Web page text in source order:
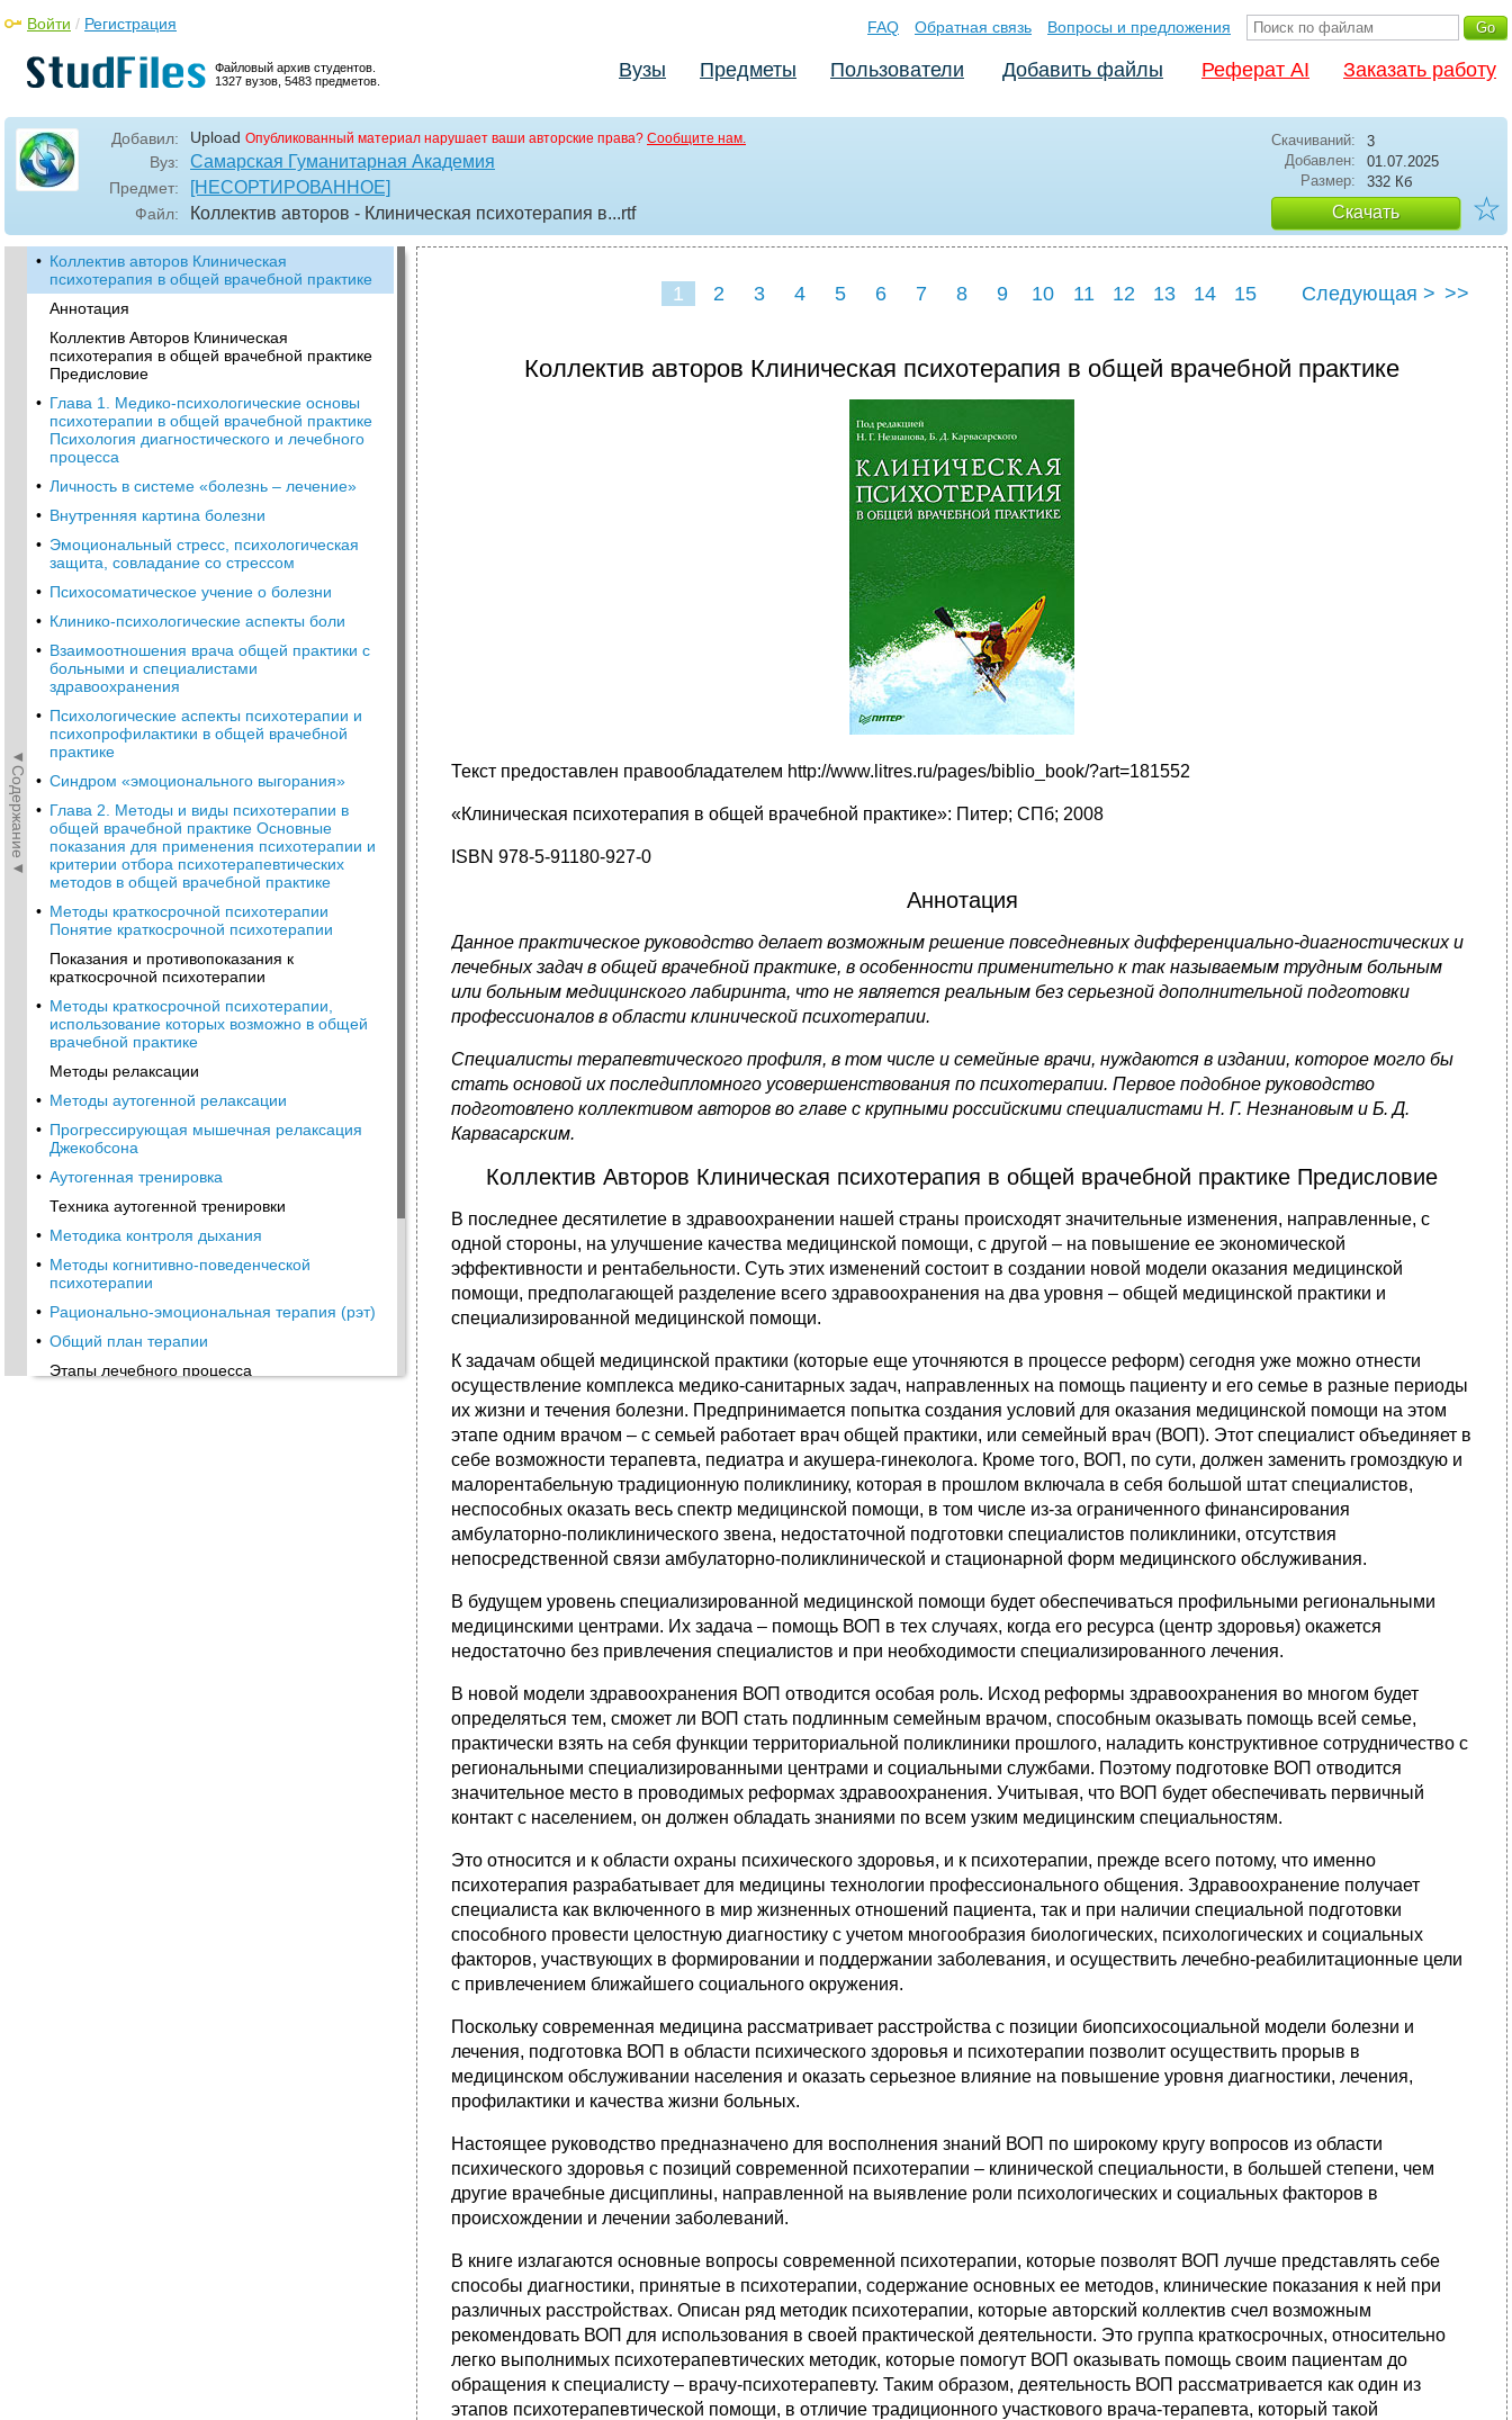
Файловый архив студентов.
1327 вузов, 5483 предметов.
Войти / Регистрация FAQ Обратная связь Вопросы и предложения
Вузы Предметы Пользователи Добавить файлы Реферат AI Заказать работу
Добавил: Upload Опубликованный материал нарушает ваши авторские права? Сообщите нам.
Вуз: Самарская Гуманитарная Академия
Предмет: [НЕСОРТИРОВАННОЕ]
Файл: Коллектив авторов - Клиническая психотерапия в...rtf
Скачиваний:
3
Добавлен:
01.07.2025
Размер:
332 Кб
Скачать ☆
◄Содержание◄
• Коллектив авторов Клиническая
психотерапия в общей врачебной практике
Аннотация
Коллектив Авторов Клиническая
психотерапия в общей врачебной практике
Предисловие
• Глава 1. Медико‑психологические основы
психотерапии в общей врачебной практике
Психология диагностического и лечебного
процесса
• Личность в системе «болезнь – лечение»
• Внутренняя картина болезни
• Эмоциональный стресс, психологическая
защита, совладание со стрессом
• Психосоматическое учение о болезни
• Клинико‑психологические аспекты боли
• Взаимоотношения врача общей практики с
больными и специалистами
здравоохранения
• Психологические аспекты психотерапии и
психопрофилактики в общей врачебной
практике
• Синдром «эмоционального выгорания»
• Глава 2. Методы и виды психотерапии в
общей врачебной практике Основные
показания для применения психотерапии и
критерии отбора психотерапевтических
методов в общей врачебной практике
• Методы краткосрочной психотерапии
Понятие краткосрочной психотерапии
Показания и противопоказания к
краткосрочной психотерапии
• Методы краткосрочной психотерапии,
использование которых возможно в общей
врачебной практике
Методы релаксации
• Методы аутогенной релаксации
• Прогрессирующая мышечная релаксация
Джекобсона
• Аутогенная тренировка
Техника аутогенной тренировки
• Методика контроля дыхания
• Методы когнитивно‑поведенческой
психотерапии
• Рационально‑эмоциональная терапия (рэт)
• Общий план терапии
Этапы лечебного процесса
1 2 3 4 5 6 7 8 9 10 11 12 13 14
15
Следующая > >>
Коллектив авторов Клиническая психотерапия в общей врачебной практике
Текст предоставлен правообладателем http://www.litres.ru/pages/biblio_book/?art=181552
«Клиническая психотерапия в общей врачебной практике»: Питер; СПб; 2008
ISBN 978‑5‑91180‑927‑0
Аннотация
Данное практическое руководство делает возможным решение повседневных дифференциально‑диагностических и
лечебных задач в общей врачебной практике, в особенности применительно к так называемым трудным больным
или больным медицинского лабиринта, что не является реальным без серьезной дополнительной подготовки
профессионалов в области клинической психотерапии.
Специалисты терапевтического профиля, в том числе и семейные врачи, нуждаются в издании, которое могло бы
стать основой их последипломного усовершенствования по психотерапии. Первое подобное руководство
подготовлено коллективом авторов во главе с крупными российскими специалистами Н. Г. Незнановым и Б. Д.
Карвасарским.
Коллектив Авторов Клиническая психотерапия в общей врачебной практике Предисловие
В последнее десятилетие в здравоохранении нашей страны происходят значительные изменения, направленные, с
одной стороны, на улучшение качества медицинской помощи, с другой – на повышение ее экономической
эффективности и рентабельности. Суть этих изменений состоит в создании новой модели оказания медицинской
помощи, предполагающей разделение всего здравоохранения на два уровня – общей медицинской практики и
специализированной медицинской помощи.
К задачам общей медицинской практики (которые еще уточняются в процессе реформ) сегодня уже можно отнести
осуществление комплекса медико‑санитарных задач, направленных на помощь пациенту и его семье в разные периоды
их жизни и течения болезни. Предпринимается попытка создания условий для оказания медицинской помощи на этом
этапе одним врачом – с семьей работает врач общей практики, или семейный врач (ВОП). Этот специалист объединяет в
себе возможности терапевта, педиатра и акушера‑гинеколога. Кроме того, ВОП, по сути, должен заменить громоздкую и
малорентабельную традиционную поликлинику, которая в прошлом включала в себя большой штат специалистов,
неспособных оказать весь спектр медицинской помощи, в том числе из‑за ограниченного финансирования
амбулаторно‑поликлинического звена, недостаточной подготовки специалистов поликлиники, отсутствия
непосредственной связи амбулаторно‑поликлинической и стационарной форм медицинского обслуживания.
В будущем уровень специализированной медицинской помощи будет обеспечиваться профильными региональными
медицинскими центрами. Их задача – помощь ВОП в тех случаях, когда его ресурса (центр здоровья) окажется
недостаточно без привлечения специалистов и при необходимости специализированного лечения.
В новой модели здравоохранения ВОП отводится особая роль. Исход реформы здравоохранения во многом будет
определяться тем, сможет ли ВОП стать подлинным семейным врачом, способным оказывать помощь всей семье,
практически взять на себя функции территориальной поликлиники прошлого, наладить конструктивное сотрудничество с
региональными специализированными центрами и социальными службами. Поэтому подготовке ВОП отводится
значительное место в проводимых реформах здравоохранения. Учитывая, что ВОП будет обеспечивать первичный
контакт с населением, он должен обладать знаниями по всем узким медицинским специальностям.
Это относится и к области охраны психического здоровья, и к психотерапии, прежде всего потому, что именно
психотерапия разрабатывает для медицины технологии профессионального общения. Здравоохранение получает
специалиста как включенного в мир жизненных отношений пациента, так и при наличии специальной подготовки
способного провести целостную диагностику с учетом многообразия биологических, психологических и социальных
факторов, участвующих в формировании и поддержании заболевания, и осуществить лечебно‑реабилитационные цели
с привлечением ближайшего социального окружения.
Поскольку современная медицина рассматривает расстройства с позиции биопсихосоциальной модели болезни и
лечения, подготовка ВОП в области психического здоровья и психотерапии позволит осуществить прорыв в
медицинском обслуживании населения и оказать серьезное влияние на повышение уровня диагностики, лечения,
профилактики и качества жизни больных.
Настоящее руководство предназначено для восполнения знаний ВОП по широкому кругу вопросов из области
психического здоровья с позиций современной психотерапии – клинической специальности, в большей степени, чем
другие врачебные дисциплины, направленной на выявление роли психологических и социальных факторов в
происхождении и лечении заболеваний.
В книге излагаются основные вопросы современной психотерапии, которые позволят ВОП лучше представлять себе
способы диагностики, принятые в психотерапии, содержание основных ее методов, клинические показания к ней при
различных расстройствах. Описан ряд методик психотерапии, которые авторский коллектив счел возможным
рекомендовать ВОП для использования в своей практической деятельности. Это группа краткосрочных, относительно
легко выполнимых психотерапевтических методик, которые помогут ВОП оказывать помощь своим пациентам до
обращения к специалисту – врачу‑психотерапевту. Таким образом, деятельность ВОП рассматривается как один из
этапов психотерапевтической помощи, в отличие традиционного участкового врача‑терапевта, который такой